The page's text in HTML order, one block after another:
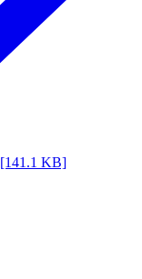
[141.1 KB]